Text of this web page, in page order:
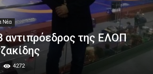
Νέα
αντιπρόεδρος της ΕΛΟΠ
4272